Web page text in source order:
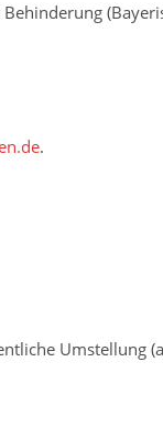
.
Umstellung